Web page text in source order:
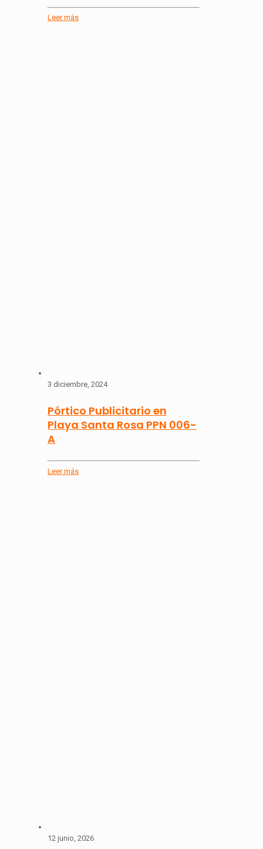
Leer más
3 diciembre, 2024
Pórtico Publicitario en
Playa Santa Rosa PPN 006-
A
Leer más
12 junio, 2026